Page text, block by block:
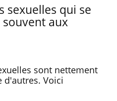
sexuelles qui se
aux
sont nettement
d'autres. Voici